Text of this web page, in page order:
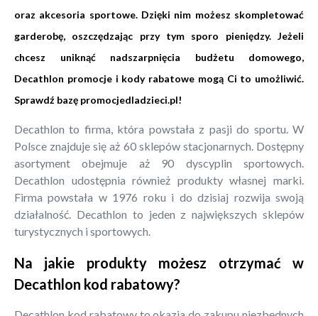
oraz akcesoria sportowe. Dzięki nim możesz skompletować
garderobę, oszczędzając przy tym sporo pieniędzy. Jeżeli
chcesz uniknąć nadszarpnięcia budżetu domowego,
Decathlon promocje i kody rabatowe mogą Ci to umożliwić.
Sprawdź bazę promocjedladzieci.pl!
Decathlon to firma, która powstała z pasji do sportu. W
Polsce znajduje się aż 60 sklepów stacjonarnych. Dostępny
asortyment obejmuje aż 90 dyscyplin sportowych.
Decathlon udostępnia również produkty własnej marki.
Firma powstała w 1976 roku i do dzisiaj rozwija swoją
działalność. Decathlon to jeden z największych sklepów
turystycznych i sportowych.
Na jakie produkty możesz otrzymać w
Decathlon kod rabatowy?